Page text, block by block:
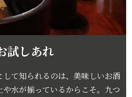
試しあれ
て知られるのは、美味しいお酒
水が揃っているからこそ。九つ